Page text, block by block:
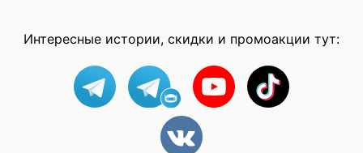
Интересные истории, скидки и промоакции тут: